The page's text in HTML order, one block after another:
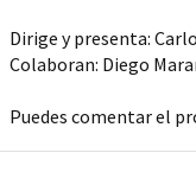
Dirige y presenta:
Colaboran: Diego
Puedes comentar el